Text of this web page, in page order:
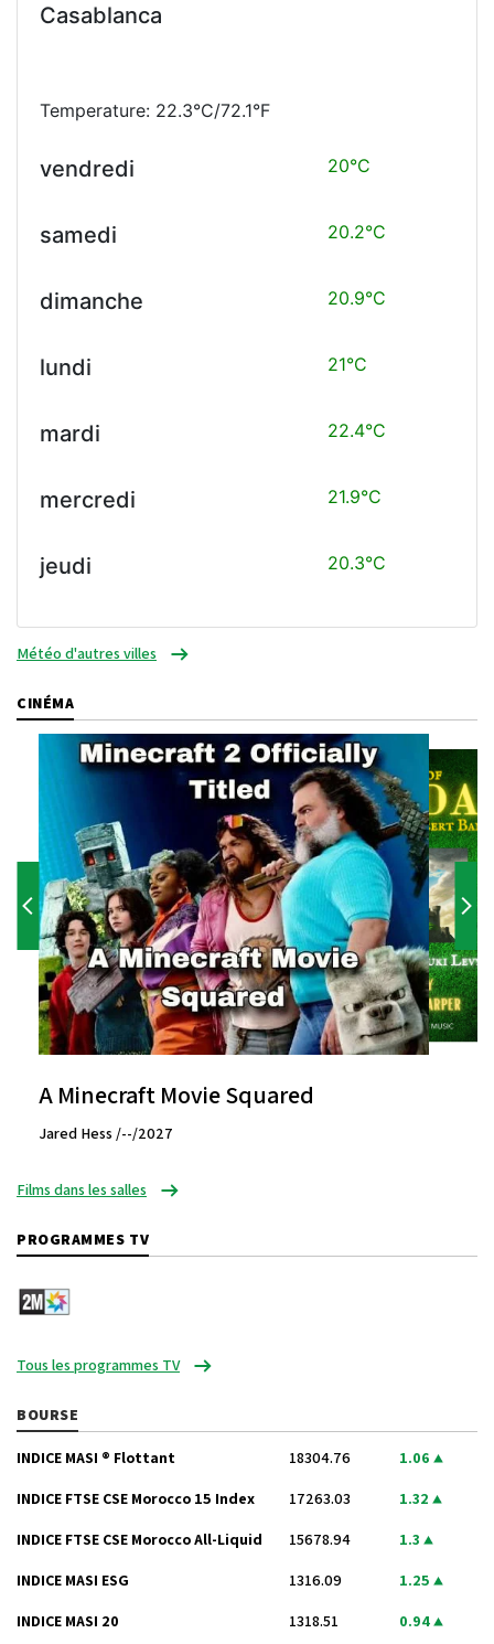
Casablanca
Temperature: 22.3°C/72.1°F
vendredi 20°C
samedi 20.2°C
dimanche 20.9°C
lundi 21°C
mardi 22.4°C
mercredi 21.9°C
jeudi 20.3°C
Météo d'autres villes
CINÉMA
A Minecraft Movie Squared
Jared Hess /--/2027
Films dans les salles
PROGRAMMES TV
Tous les programmes TV
BOURSE
INDICE MASI ® Flottant 18304.76 1.06
INDICE FTSE CSE Morocco 15 Index 17263.03 1.32
INDICE FTSE CSE Morocco All-Liquid 15678.94 1.3
INDICE MASI ESG 1316.09 1.25
INDICE MASI 20 1318.51 0.94